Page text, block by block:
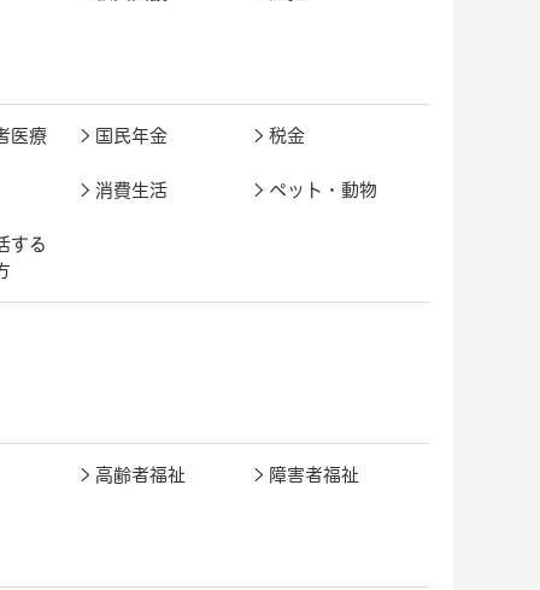
医療 国民年金 税金
消費生活 ペット・動物
する
高齢者福祉 障害者福祉